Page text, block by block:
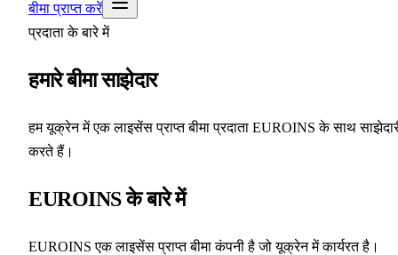
बीमा प्राप्त करें
प्रदाता के बारे में
हमारे बीमा साझेदार
हम यूक्रेन में एक लाइसेंस प्राप्त बीमा प्रदाता EUROINS के साथ
करते हैं।
EUROINS के बारे में
EUROINS एक लाइसेंस प्राप्त बीमा कंपनी है जो यूक्रेन में कार्यरत है।